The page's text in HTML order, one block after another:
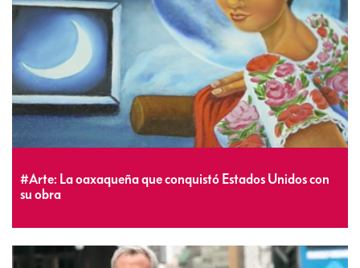
#Arte: La oaxaqueña que conquistó Estados Unidos con
su obra